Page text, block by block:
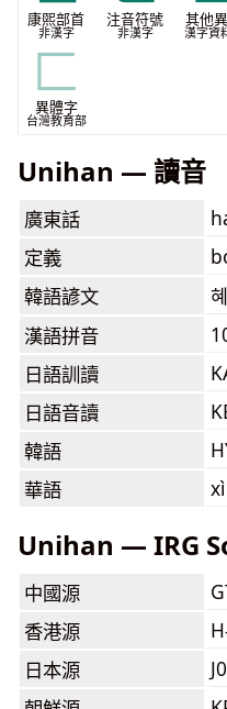
康煕部首
非漢字
注音符號
非漢字
其他
漢字資
匚
異體字
台灣教育部
Unihan — 讀音
廣東話
定義
韓語諺文
漢語拼音
日語訓讀
日語音讀
韓語
華語
xì
Unihan — IRG
中國源
香港源
日本源